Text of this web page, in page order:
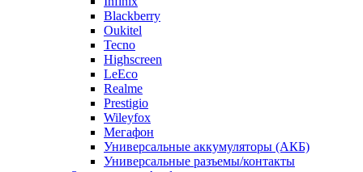
Realme
Prestigio
Wileyfox
Мегафон
Универсальные аккумуляторы (АКБ)
Универсальные разъемы/контакты
Запчасти для Apple
Назад
Запчасти для Apple
iPad
iPhone